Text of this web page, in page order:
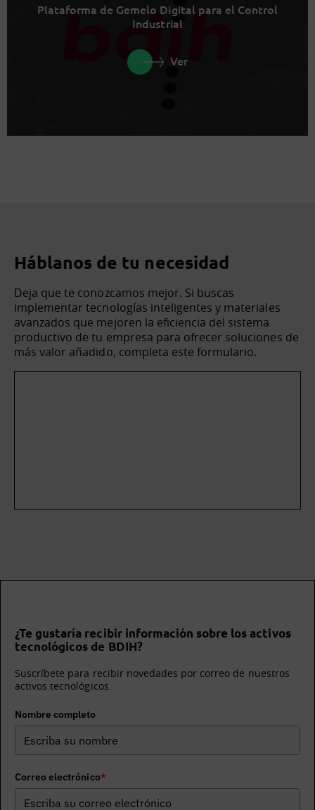
Plataforma de Gemelo Digital para el Control
Industrial
Ver
Háblanos de tu necesidad
Deja que te conozcamos mejor. Si buscas
implementar tecnologías inteligentes y materiales
avanzados que mejoren la eficiencia del sistema
productivo de tu empresa para ofrecer soluciones de
más valor añadido, completa este formulario.
¿Te gustaría recibir información sobre los activos
tecnológicos de BDIH?
Suscríbete para recibir novedades por correo de nuestros
activos tecnológicos.
Nombre completo
Correo electrónico*